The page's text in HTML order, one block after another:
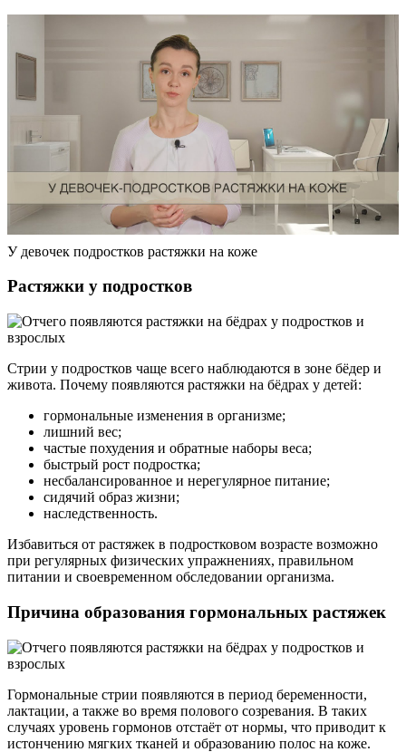
У девочек подростков растяжки на коже
Растяжки у подростков
Стрии у подростков чаще всего наблюдаются в зоне бёдер и
живота. Почему появляются растяжки на бёдрах у детей:
гормональные изменения в организме;
лишний вес;
частые похудения и обратные наборы веса;
быстрый рост подростка;
несбалансированное и нерегулярное питание;
сидячий образ жизни;
наследственность.
Избавиться от растяжек в подростковом возрасте возможно
при регулярных физических упражнениях, правильном
питании и своевременном обследовании организма.
Причина образования гормональных растяжек
Гормональные стрии появляются в период беременности,
лактации, а также во время полового созревания. В таких
случаях уровень гормонов отстаёт от нормы, что приводит к
истончению мягких тканей и образованию полос на коже.